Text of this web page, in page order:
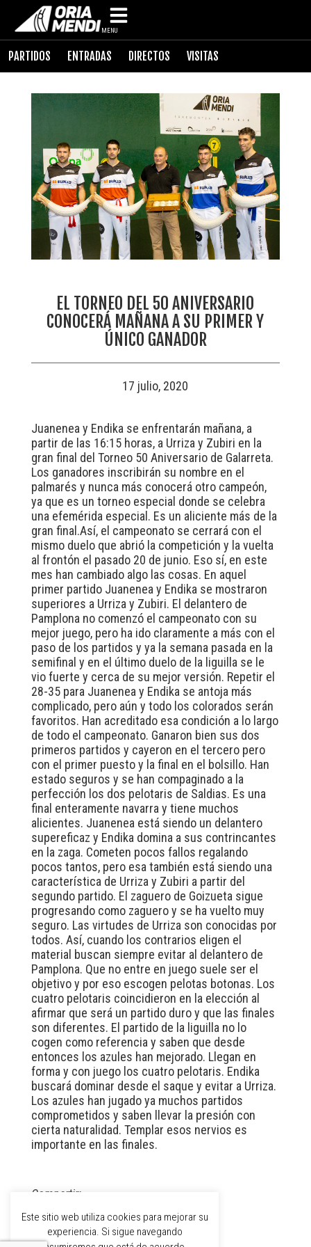
MENU
PARTIDOS ENTRADAS DIRECTOS VISITAS
EL TORNEO DEL 50 ANIVERSARIO
CONOCERÁ MAÑANA A SU PRIMER Y
ÚNICO GANADOR
17 julio, 2020
Juanenea y Endika se enfrentarán mañana, a
partir de las 16:15 horas, a Urriza y Zubiri en la
gran final del Torneo 50 Aniversario de Galarreta.
Los ganadores inscribirán su nombre en el
palmarés y nunca más conocerá otro campeón,
ya que es un torneo especial donde se celebra
una efemérida especial. Es un aliciente más de la
gran final.Así, el campeonato se cerrará con el
mismo duelo que abrió la competición y la vuelta
al frontón el pasado 20 de junio. Eso sí, en este
mes han cambiado algo las cosas. En aquel
primer partido Juanenea y Endika se mostraron
superiores a Urriza y Zubiri. El delantero de
Pamplona no comenzó el campeonato con su
mejor juego, pero ha ido claramente a más con el
paso de los partidos y ya la semana pasada en la
semifinal y en el último duelo de la liguilla se le
vio fuerte y cerca de su mejor versión. Repetir el
28-35 para Juanenea y Endika se antoja más
complicado, pero aún y todo los colorados serán
favoritos. Han acreditado esa condición a lo largo
de todo el campeonato. Ganaron bien sus dos
primeros partidos y cayeron en el tercero pero
con el primer puesto y la final en el bolsillo. Han
estado seguros y se han compaginado a la
perfección los dos pelotaris de Saldias. Es una
final enteramente navarra y tiene muchos
alicientes. Juanenea está siendo un delantero
supereficaz y Endika domina a sus contrincantes
en la zaga. Cometen pocos fallos regalando
pocos tantos, pero esa también está siendo una
característica de Urriza y Zubiri a partir del
segundo partido. El zaguero de Goizueta sigue
progresando como zaguero y se ha vuelto muy
seguro. Las virtudes de Urriza son conocidas por
todos. Así, cuando los contrarios eligen el
material buscan siempre evitar al delantero de
Pamplona. Que no entre en juego suele ser el
objetivo y por eso escogen pelotas botonas. Los
cuatro pelotaris coincidieron en la elección al
afirmar que será un partido duro y que las finales
son diferentes. El partido de la liguilla no lo
cogen como referencia y saben que desde
entonces los azules han mejorado. Llegan en
forma y con juego los cuatro pelotaris. Endika
buscará dominar desde el saque y evitar a Urriza.
Los azules han jugado ya muchos partidos
comprometidos y saben llevar la presión con
cierta naturalidad. Templar esos nervios es
importante en las finales.
Compartir:
Este sitio web utiliza cookies para mejorar su
experiencia. Si sigue navegando